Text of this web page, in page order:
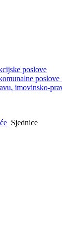
poslove
poslove
imovinsko-
Sjednice